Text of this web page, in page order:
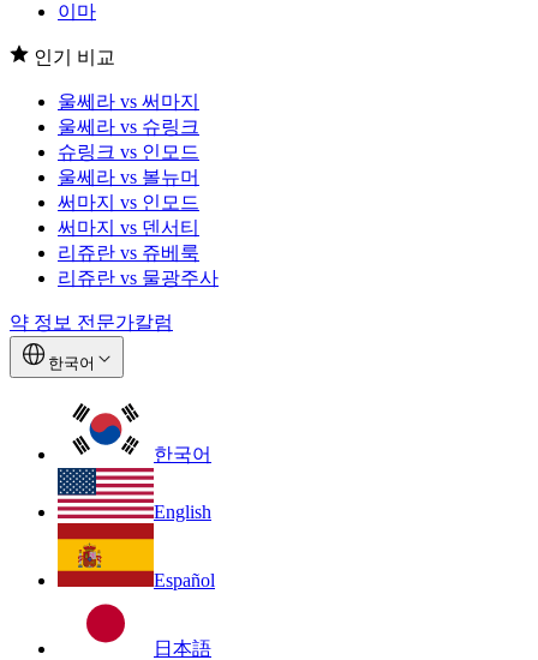
이마
인기 비교
울쎄라 vs 써마지
울쎄라 vs 슈링크
슈링크 vs 인모드
울쎄라 vs 볼뉴머
써마지 vs 인모드
써마지 vs 덴서티
리쥬란 vs 쥬베룩
리쥬란 vs 물광주사
약 정보 전문가칼럼
한국어
한국어
English
Español
日本語